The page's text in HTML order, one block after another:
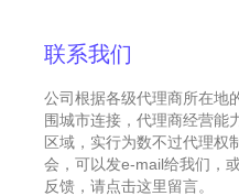
联系我们
公司根据各级代理商所在地
围城市连接，代理商经营能
区域，实行为数不过代理权
会，可以发e-mail给我们，
反馈，请点击这里留言。